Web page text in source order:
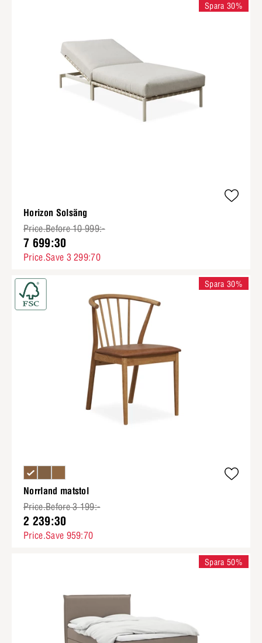
Horizon Solsäng
Price.Before 10 999:-
7 699:30
Price.Save 3 299:70
Spara 30%
Norrland matstol
Price.Before 3 199:-
2 239:30
Price.Save 959:70
Spara 30%
Spara 50%